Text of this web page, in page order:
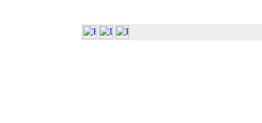
»Centro Linguistico
»Centro S.Elisabetta